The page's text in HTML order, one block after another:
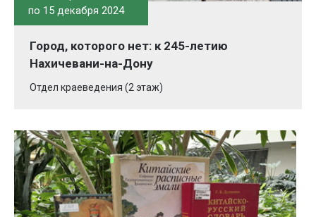
по 15 декабря 2024
Город, которого нет: к 245-летию
Нахичевани-на-Дону
Отдел краеведения (2 этаж)